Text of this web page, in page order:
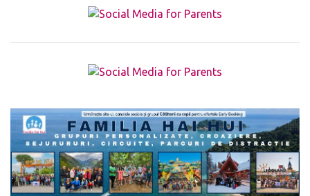
The form you have selected does not exist.